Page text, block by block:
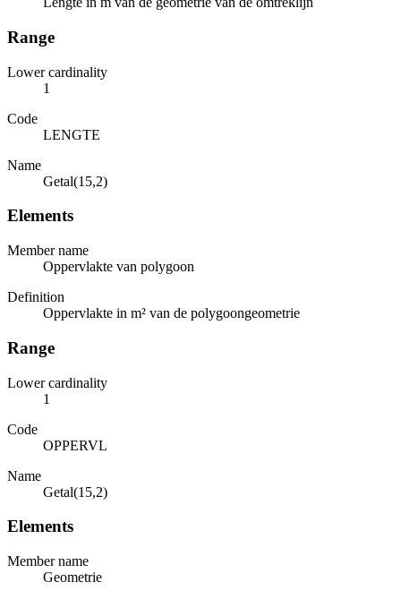
Range
Lower cardinality
1
Code
LENGTE
Name
Getal(15,2)
Elements
Member name
Oppervlakte van polygoon
Definition
Oppervlakte in m² van de polygoongeometrie
Range
Lower cardinality
1
Code
OPPERVL
Name
Getal(15,2)
Elements
Member name
Geometrie